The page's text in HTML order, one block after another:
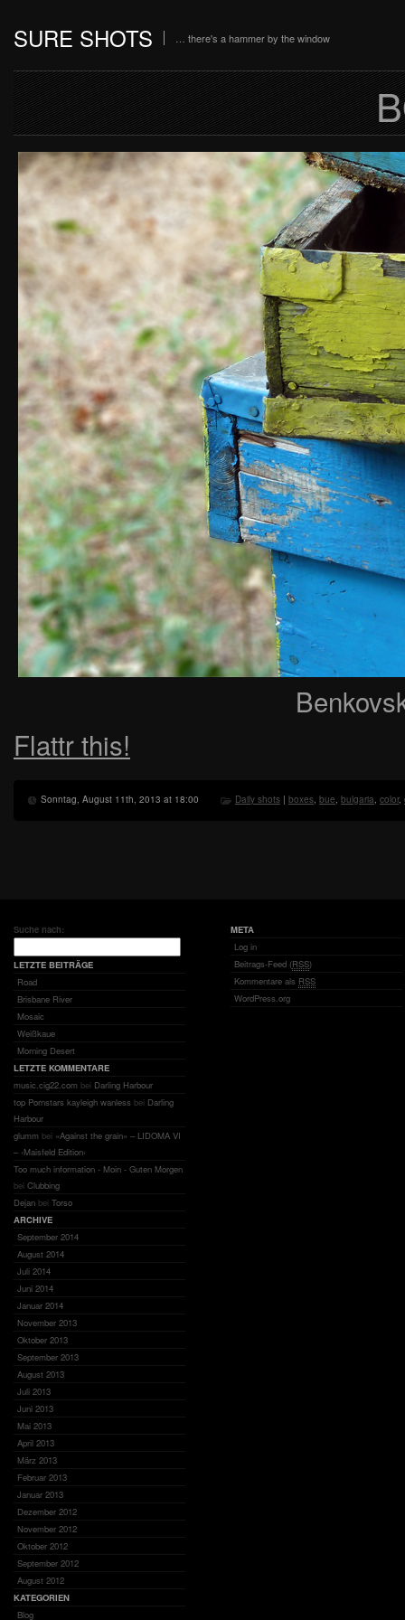
SURE SHOTS … there's a hammer by the window
Flattr this!
Sonntag, August 11th, 2013 at 18:00 Daily shots | boxes, bue, bulgaria, color,
Suche nach:
LETZTE BEITRÄGE
Road
Brisbane River
Mosaic
Weißkaue
Morning Desert
LETZTE KOMMENTARE
music.cig22.com bei Darling Harbour
top Pornstars kayleigh wanless bei Darling
Harbour
glumm bei «Against the grain» – LIDOMA VI
– ‹Maisfeld Edition›
Too much information - Moin - Guten Morgen
bei Clubbing
Dejan bei Torso
ARCHIVE
September 2014
August 2014
Juli 2014
Juni 2014
Januar 2014
November 2013
Oktober 2013
September 2013
August 2013
Juli 2013
Juni 2013
Mai 2013
April 2013
März 2013
Februar 2013
Januar 2013
Dezember 2012
November 2012
Oktober 2012
September 2012
August 2012
KATEGORIEN
Blog
META
Log in
Beitrags-Feed (RSS)
Kommentare als RSS
WordPress.org